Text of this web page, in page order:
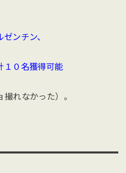
ゼンチン、
１０名獲得可能
撮れなかった）。